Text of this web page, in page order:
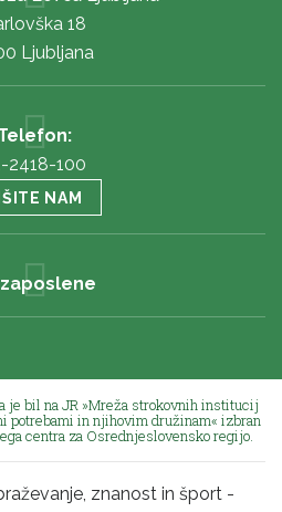
18
Ljubljana
2418-100
NAM
je bil na JR »Mreža strokovnih institucij
potrebami in njihovim družinam« izbran
centra za Osrednjeslovensko regijo.